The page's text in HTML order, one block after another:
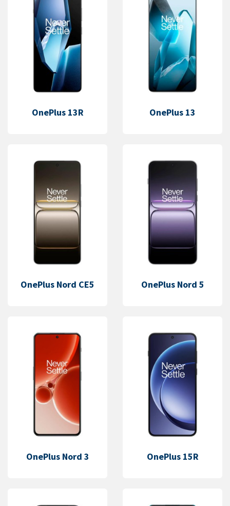
OnePlus 13R OnePlus 13
OnePlus Nord CE5 OnePlus Nord 5
OnePlus Nord 3 OnePlus 15R